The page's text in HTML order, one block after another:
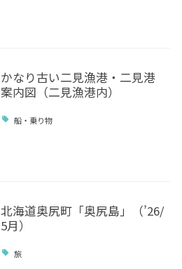
かなり古い二見漁港・二見港
案内図（二見漁港内）
船・乗り物
北海道奥尻町「奥尻島」（’26/
5月）
旅